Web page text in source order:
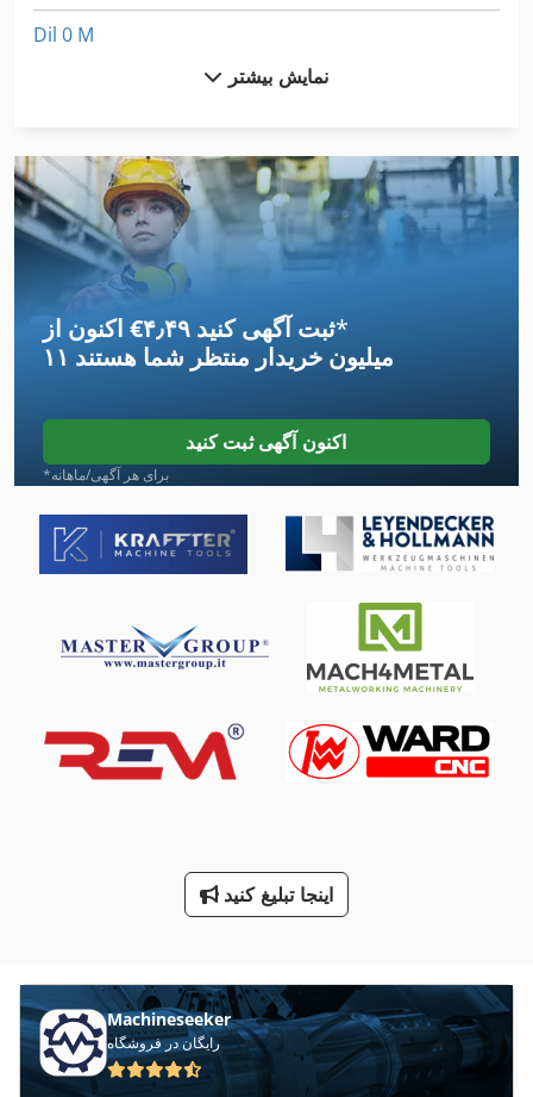
Dil 0 M
Dws 200
Fngj 20
German
Gkt 60
Meh 5 2 1 8 B
Na 3000
Ng 200
Qas 30
دستگاه فرز Hsc
راهنمای و راهنمایی تا 500 Mm ماشین تراش دوک نخ ریسی
ماشین های مرتب کننده
معاون 200 Mm
نمایش بیشتر
اکنون از ‎€۴٫۴۹ ثبت آگهی کنید*
۱۱ میلیون خریدار منتظر شما هستند
اکنون آگهی ثبت کنید
*برای هر آگهی/ماهانه
اینجا تبلیغ کنید
Machineseeker
رایگان در فروشگاه